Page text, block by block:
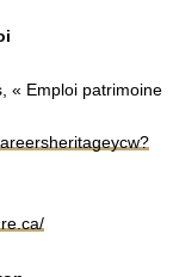
Emploi patrimoine